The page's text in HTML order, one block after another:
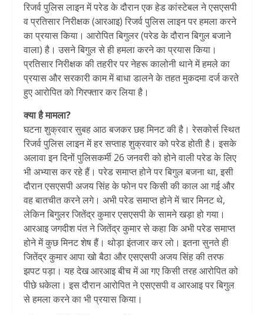
रिजर्व पुलिस लाइन में परेड के दौरान एक हेड कांस्टेबल ने एसएसपी
व प्रतिसार निरीक्षक (आरआइ) रिजर्व पुलिस लाइन पर हमला करने
का प्रयास किया। आरोपित बिगुलर (परेड के दौरान बिगुल बजाने
वाला) है। उसने बिगुल से ही हमला करने का प्रयास किया।
प्रतिसार निरीक्षक की तहरीर पर नेहरू कालोनी थाने में हमले का
प्रयास और सरकारी काम में बाधा डालने के तहत मुकदमा दर्ज करते
हुए आरोपित को गिरफ्तार कर लिया है।
क्या है मामला?
घटना शुक्रवार सुबह आठ बजकर छह मिनट की है। रेसकोर्स स्थित
रिजर्व पुलिस लाइन में हर सप्ताह शुक्रवार को परेड होती है। इसके
अलावा इन दिनों पुलिसकर्मी 26 जनवरी को होने वाली परेड के लिए
भी अभ्यास कर रहे हैं। परेड समाप्त होने पर बिगुल बजना था, इसी
दौरान एसएसपी अजय सिंह के फोन पर किसी की काल आ गई और
वह बातचीत करने लगे। अभी परेड समाप्त होने में चार मिनट थे,
लेकिन बिगुलर जितेंद्र कुमार एसएसपी के सामने खड़ा हो गया।
आरआइ जगदीश पंत ने जितेंद्र कुमार से कहा कि अभी परेड समाप्त
होने में कुछ मिनट शेष हैं। थोड़ा इंतजार कर लो। इतना सुनते ही
जितेंद्र कुमार आपा खो बैठा और एसएसपी अजय सिंह की तरफ
झपट पड़ा। यह देख आरआइ बीच में आ गए किसी तरह आरोपित को
पीछे धकेला। इस दौरान आरोपित ने एसएसपी व आरआइ पर बिगुल
से हमला करने का भी प्रयास किया।